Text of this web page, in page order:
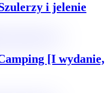
i jelenie
[I wydanie,